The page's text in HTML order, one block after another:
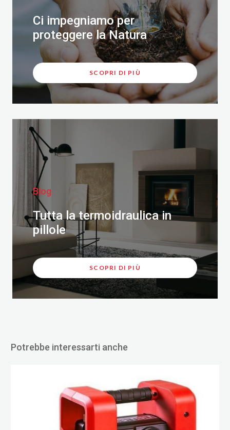
Ci impegniamo per
proteggere la Natura
SCOPRI DI PIÙ
Blog
Tutta la termoidraulica in
pillole
SCOPRI DI PIÙ
Potrebbe interessarti anche